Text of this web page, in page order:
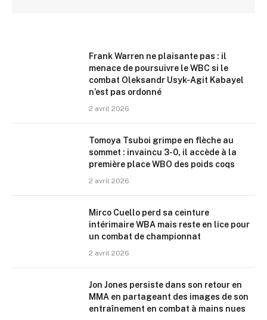
Frank Warren ne plaisante pas : il
menace de poursuivre le WBC si le
combat Oleksandr Usyk-Agit Kabayel
n’est pas ordonné
2 avril 2026
Tomoya Tsuboi grimpe en flèche au
sommet : invaincu 3-0, il accède à la
première place WBO des poids coqs
2 avril 2026
Mirco Cuello perd sa ceinture
intérimaire WBA mais reste en lice pour
un combat de championnat
2 avril 2026
Jon Jones persiste dans son retour en
MMA en partageant des images de son
entraînement en combat à mains nues